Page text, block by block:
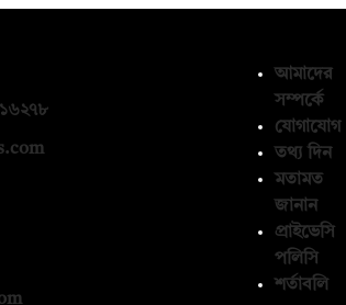
আমাদের
সম্পর্কে
যোগাযোগ
তথ্য দিন
মতামত
জানান
প্রাইভেসি
পলিসি
শর্তাবলি